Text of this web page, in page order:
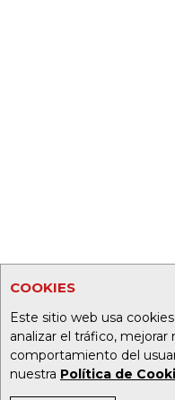
COOKIES
Este sitio web usa
analizar el tráfico,
comportamiento del
nuestra Política de